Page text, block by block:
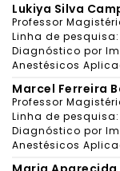
Lukiya Silva
Professor
Linha de
Diagnóstico por
Anestésicos
Marcel Ferreira
Professor
Linha de
Diagnóstico por
Anestésicos